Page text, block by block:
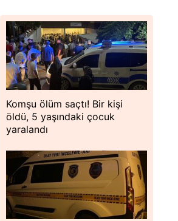
Komşu ölüm saçtı! Bir kişi
öldü, 5 yaşındaki çocuk
yaralandı